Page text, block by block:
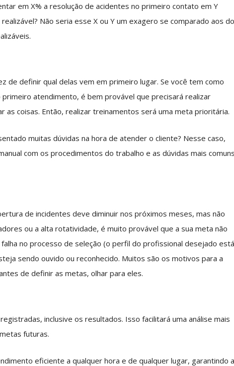
em X% a resolução de acidentes no primeiro contato em Y
Não seria esse X ou Y um exagero se comparado aos
de definir qual delas vem em primeiro lugar. Se você tem como
atendimento, é bem provável que precisará realizar
as coisas. Então, realizar treinamentos será uma meta prioritária.
muitas dúvidas na hora de atender o cliente? Nesse caso,
com os procedimentos do trabalho e as dúvidas mais
de incidentes deve diminuir nos próximos meses, mas não
ou a alta rotatividade, é muito provável que a sua meta não
no processo de seleção (o perfil do profissional desejado
sendo ouvido ou reconhecido. Muitos são os motivos para a
de definir as metas, olhar para eles.
inclusive os resultados. Isso facilitará uma análise mais
futuras.
eficiente a qualquer hora e de qualquer lugar, garantindo